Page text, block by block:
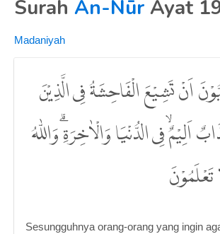
Surah An-Nūr Ayat
Madaniyah
اَنْ تَشِيْعَ الْفَاحِشَةُ فِى الَّذِيْنَ
اَلِيْمٌۙ فِى الدُّنْيَا وَالْاٰخِرَةِۗ وَاللّٰهُ
تَعْلَمُوْنَ
Sesungguhnya orang-orang yang ingin